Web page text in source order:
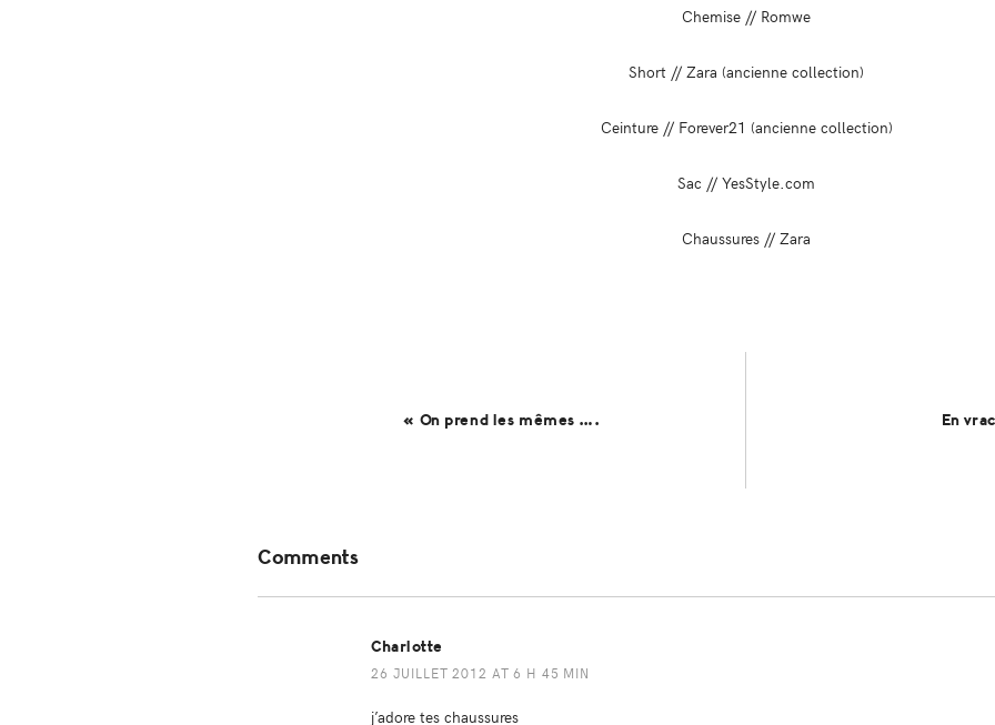
Chemise // Romwe
Short // Zara (ancienne collection)
Ceinture // Forever21 (ancienne collection)
Sac // YesStyle.com
Chaussures // Zara
« On prend les mêmes …. En
Interactions
Comments
Charlotte
26 JUILLET 2012 AT 6 H 45 MIN
j’adore tes chaussures